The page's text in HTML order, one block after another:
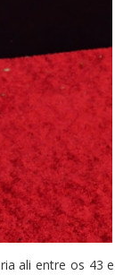
ali entre os 43 e